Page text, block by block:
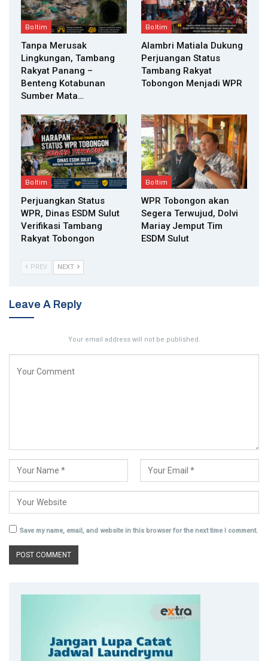
Boltim
Tanpa Merusak
Lingkungan, Tambang
Rakyat Panang –
Benteng Kotabunan
Sumber Mata…
Boltim
Alambri Matiala Dukung
Perjuangan Status
Tambang Rakyat
Tobongon Menjadi WPR
Boltim
Perjuangkan Status
WPR, Dinas ESDM Sulut
Verifikasi Tambang
Rakyat Tobongon
Boltim
WPR Tobongon akan
Segera Terwujud, Dolvi
Mariay Jemput Tim
ESDM Sulut
PREV NEXT
Leave A Reply
Your email address will not be published.
Save my name, email, and website in this browser for the next time I comment.